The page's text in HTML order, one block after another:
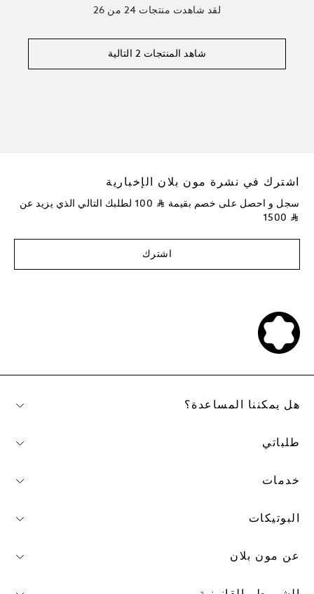
لقد شاهدت منتجات 24 من 26
شاهد المنتجات 2 التالية
اشترك في نشرة مون بلان الإخبارية
سجل و احصل على خصم بقيمة ⃁
لطلبك التالي الذي يزيد عن
⃁
اشترك
هل يمكننا المساعدة؟
طلباتي
خدمات
البوتيكات
عن مون بلان